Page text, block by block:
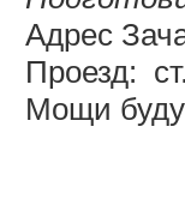
Адрес
Проезд:
Мощи